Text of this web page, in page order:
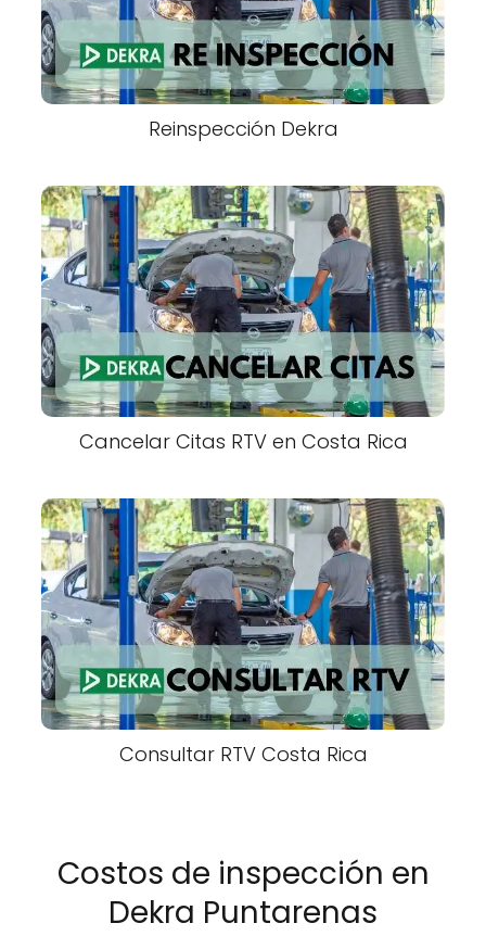
Reinspección Dekra
Cancelar Citas RTV en Costa Rica
Consultar RTV Costa Rica
Costos de inspección en
Dekra Puntarenas